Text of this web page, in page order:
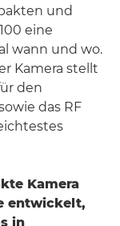
und
eine
wann und wo.
Kamera stellt
den
das RF
Kamera
entwickelt,
in